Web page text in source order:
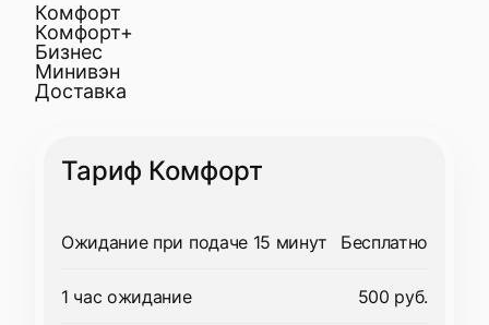
Комфорт
Комфорт+
Бизнес
Минивэн
Доставка
Тариф Комфорт
Ожидание при подаче 15 минут Бесплатно
1 час ожидание 500 руб.